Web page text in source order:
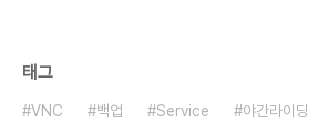
태그
VNC 백업 Service 야간라이딩